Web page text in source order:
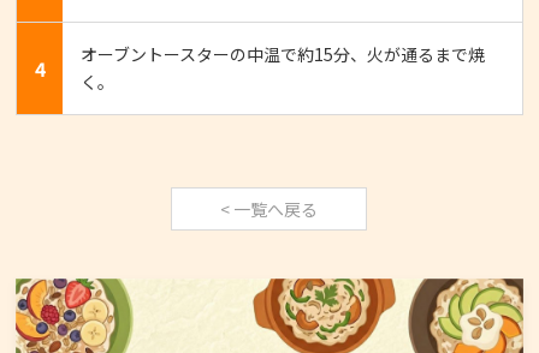
4
オーブントースターの中温で約15分、火が通るまで焼
く。
< 一覧へ戻る